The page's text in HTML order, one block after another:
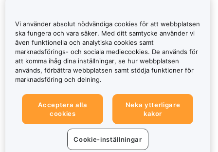
Vi använder absolut nödvändiga cookies för att webbplatsen
ska fungera och vara säker. Med ditt samtycke använder vi
även funktionella och analytiska cookies samt
marknadsförings- och sociala mediecookies. De används för
att komma ihåg dina inställningar, se hur webbplatsen
används, förbättra webbplatsen samt stödja funktioner för
marknadsföring och delning.
Acceptera alla
cookies
Neka ytterligare
kakor
Cookie-inställningar